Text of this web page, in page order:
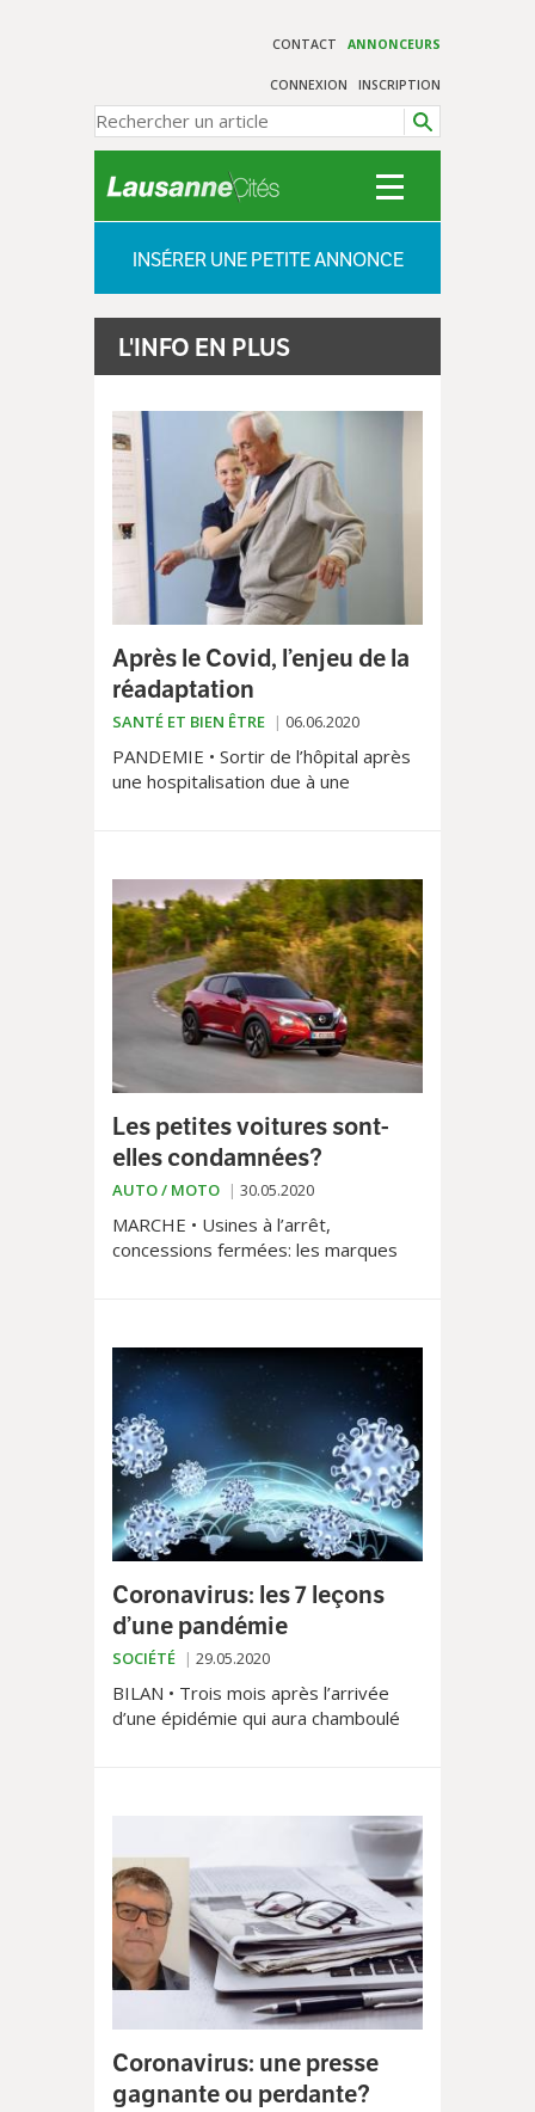
CONTACT ANNONCEURS
CONNEXION INSCRIPTION
INSÉRER UNE PETITE ANNONCE
L'INFO EN PLUS
Après le Covid, l’enjeu de la
réadaptation
SANTÉ ET BIEN ÊTRE 06.06.2020
PANDEMIE • Sortir de l’hôpital après
une hospitalisation due à une
des fonctions respiratoires,
neurologiques ou musculaire
réduites, il devra progressivement
se réapproprier son autonomie. Des
programmes multidisciplinaires de
réadaptation post-covid peuvent
l’aider à y parvenir.
Les petites voitures sont-
elles condamnées?
AUTO / MOTO 30.05.2020
MARCHE • Usines à l’arrêt,
concessions fermées: les marques
Coronavirus: les 7 leçons
d’une pandémie
SOCIÉTÉ 29.05.2020
BILAN • Trois mois après l’arrivée
d’une épidémie qui aura chamboulé
Coronavirus: une presse
gagnante ou perdante?